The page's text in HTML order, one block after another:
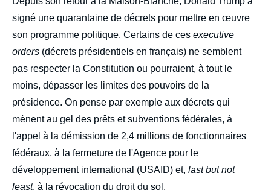
signé une quarantaine de décrets pour mettre en œuvre
son programme politique. Certains de ces executive
orders (décrets présidentiels en français) ne semblent
pas respecter la Constitution ou pourraient, à tout le
moins, dépasser les limites des pouvoirs de la
présidence. On pense par exemple aux décrets qui
mènent au gel des prêts et subventions fédérales, à
l'appel à la démission de 2,4 millions de fonctionnaires
fédéraux, à la fermeture de l'Agence pour le
développement international (USAID) et, last but not
least, à la révocation du droit du sol.